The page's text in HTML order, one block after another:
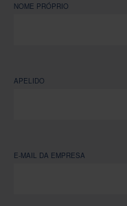
NOME PRÓPRIO
APELIDO
E-MAIL DA EMPRESA